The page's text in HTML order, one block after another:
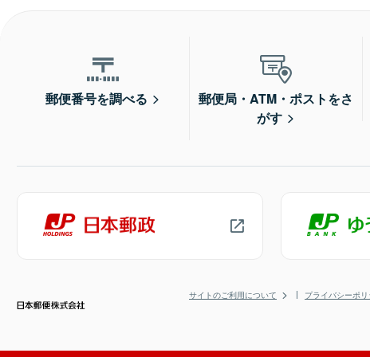
郵便番号を調べる
郵便局・ATM・ポストをさ
がす
サイトのご利用について プライバシーポリ